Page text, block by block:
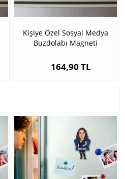
Kişiye Özel Sosyal Medya
Buzdolabı Magneti
164,90 TL